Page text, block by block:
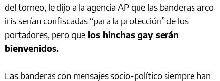
del torneo, le dijo a la agencia AP que las banderas arco
iris serían confiscadas “para la protección” de los
portadores, pero que los hinchas gay serán
bienvenidos.
Las banderas con mensajes socio-político siempre han